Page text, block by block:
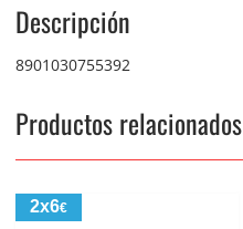
Descripción
8901030755392
Productos relacionados
2x6€